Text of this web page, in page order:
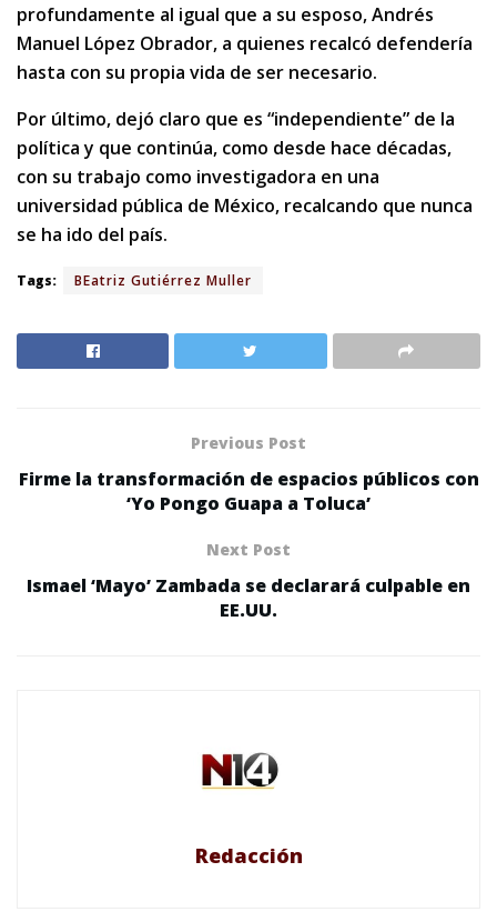
profundamente al igual que a su esposo, Andrés
Manuel López Obrador, a quienes recalcó defendería
hasta con su propia vida de ser necesario.
Por último, dejó claro que es “independiente” de la
política y que continúa, como desde hace décadas,
con su trabajo como investigadora en una
universidad pública de México, recalcando que nunca
se ha ido del país.
Tags: BEatriz Gutiérrez Muller
Previous Post
Firme la transformación de espacios públicos con
‘Yo Pongo Guapa a Toluca’
Next Post
Ismael ‘Mayo’ Zambada se declarará culpable en
EE.UU.
Redacción